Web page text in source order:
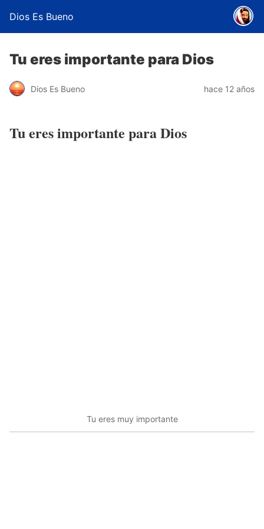
Dios Es Bueno
Tu eres importante para Dios
Dios Es Bueno hace 12 años
Tu eres importante para Dios
Tu eres muy importante